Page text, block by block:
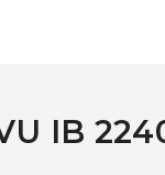
в 9 салонах